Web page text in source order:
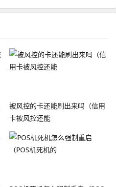
被风控的卡还能刷出来吗（信用
卡被风控还能